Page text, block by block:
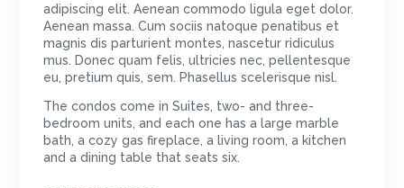
adipiscing elit. Aenean commodo ligula eget dolor.
Aenean massa. Cum sociis natoque penatibus et
magnis dis parturient montes, nascetur ridiculus
mus. Donec quam felis, ultricies nec, pellentesque
eu, pretium quis, sem. Phasellus scelerisque nisl.
The condos come in Suites, two- and three-
bedroom units, and each one has a large marble
bath, a cozy gas fireplace, a living room, a kitchen
and a dining table that seats six.